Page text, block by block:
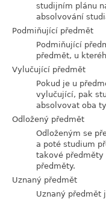
studijním plánu
absolvování
Podmiňující předmět
Podmiňující
předmět, u
Vylučující předmět
Pokud je u
vylučující, pak
absolvovat oba
Odložený předmět
Odloženým se
a poté studium
takové předměty
předměty.
Uznaný předmět
Uznaný předmět